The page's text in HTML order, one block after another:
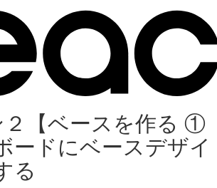
２【ベースを作る ①
ードにベースデザイ
る